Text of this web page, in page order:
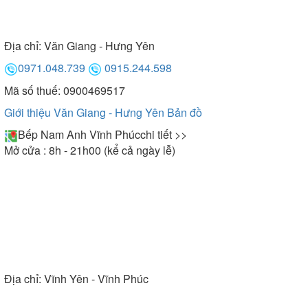
Địa chỉ: Văn Giang - Hưng Yên
0971.048.739
0915.244.598
Mã số thuế: 0900469517
Giới thiệu Văn Giang - Hưng Yên Bản đồ
Bếp Nam Anh Vĩnh Phúcchi tiết >>
Mở cửa : 8h - 21h00 (kể cả ngày lễ)
Địa chỉ: Vĩnh Yên - Vĩnh Phúc